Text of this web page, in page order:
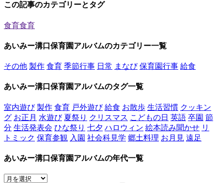
この記事のカテゴリーとタグ
食育食育
あいみー溝口保育園アルバムのカテゴリー一覧
その他 製作 食育 季節行事 日常 まなび 保育園行事 給食
あいみー溝口保育園アルバムのタグ一覧
室内遊び 製作 食育 戸外遊び 給食 お散歩 生活習慣 クッキン
グ お正月 水遊び 夏祭り クリスマス こどもの日 英語 卒園 節
分 生活発表会 ひな祭り 七夕 ハロウィン 絵本読み聞かせ リ
トミック 保育参観 入園 社会科見学 郷土料理 お月見 遠足
あいみー溝口保育園アルバムの年代一覧